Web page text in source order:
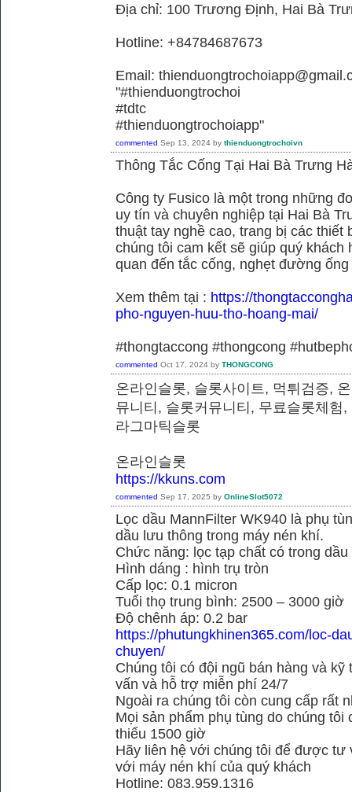
Địa chỉ: 100 Trương Định, Hai Bà
Hotline: +84784687673
Email:
"#thienduongtrochoi
#tdtc
#thienduongtrochoiapp"
commented Sep 13, 2024 by thienduongtrochoivn
Thông Tắc Cống Tại Hai Bà Trưng
Công ty Fusico là một trong những
uy tín và chuyên nghiệp tại Hai Bà
thuật tay nghề cao, trang bị các thiết
chúng tôi cam kết sẽ giúp quý
quan đến tắc cống, nghẹt đường
Xem thêm tại : https://
pho-nguyen-huu-tho-hoang-mai/
#thongtaccong #thongcong
commented Oct 17, 2024 by THONGCONG
온라인슬롯, 슬롯사이트, 먹튀검증,
뮤니티, 슬롯커뮤니티, 무료슬롯체험
라그마틱슬롯
온라인슬롯
https://kkuns.com
commented Sep 17, 2025 by OnlineSlot5072
Lọc dầu MannFilter WK940 là phụ
dầu lưu thông trong máy nén khí.
Chức năng: lọc tạp chất có trong dầu
Hình dáng : hình trụ tròn
Cấp lọc: 0.1 micron
Tuổi thọ trung bình: 2500 – 3000 giờ
Độ chênh áp: 0.2 bar
https://phutungkhinen365.com/loc-
chuyen/
Chúng tôi có đội ngũ bán hàng và
vấn và hỗ trợ miễn phí 24/7
Ngoài ra chúng tôi còn cung cấp rất
Mọi sản phẩm phụ tùng do chúng
thiểu 1500 giờ
Hãy liên hệ với chúng tôi để được tư
với máy nén khí của quý khách
Hotline: 083.959.1316